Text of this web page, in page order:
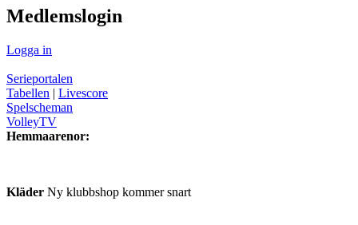
Medlemslogin
Logga in
Serieportalen
Tabellen | Livescore
Spelscheman
VolleyTV
Hemmaarenor:
Kläder Ny klubbshop kommer snart